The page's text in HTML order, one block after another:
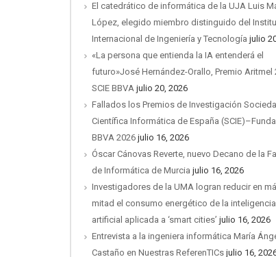
El catedrático de informática de la UJA Luis
López, elegido miembro distinguido del
Internacional de Ingeniería y Tecnología julio
«La persona que entienda la IA entenderá el
futuro»José Hernández-Orallo, Premio Aritmel
SCIE BBVA julio 20, 2026
Fallados los Premios de Investigación
Científica Informática de España
BBVA 2026 julio 16, 2026
Óscar Cánovas Reverte, nuevo Decano de la
de Informática de Murcia julio 16, 2026
Investigadores de la UMA logran reducir en
mitad el consumo energético de la inteligencia
artificial aplicada a ‘smart cities’ julio 16, 2026
Entrevista a la ingeniera informática María
Castaño en Nuestras ReferenTICs julio 16,